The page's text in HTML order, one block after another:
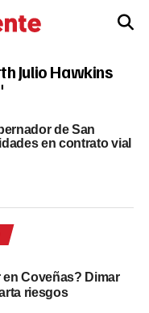
Julio Hawkins
de San
en contrato vial
Coveñas? Dimar
riesgos